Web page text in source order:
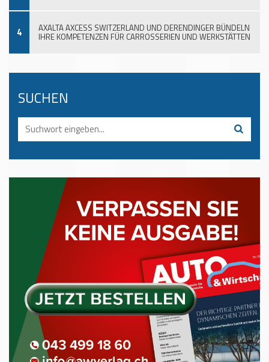
4 AXALTA AXCESS SWITZERLAND UND DERENDINGER BÜNDELN
IHRE KOMPETENZEN FÜR CARROSSERIEN UND WERKSTÄTTEN
SUCHEN